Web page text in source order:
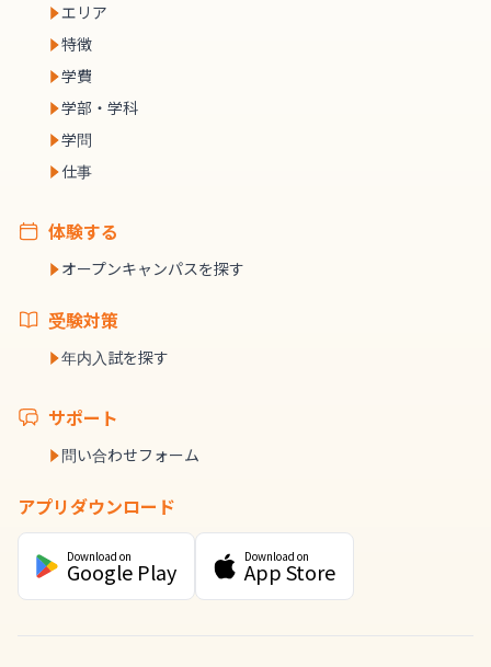
エリア
特徴
学費
学部・学科
学問
仕事
体験する
オープンキャンパスを探す
受験対策
年内入試を探す
サポート
問い合わせフォーム
アプリダウンロード
Download on
Google Play
Download on
App Store